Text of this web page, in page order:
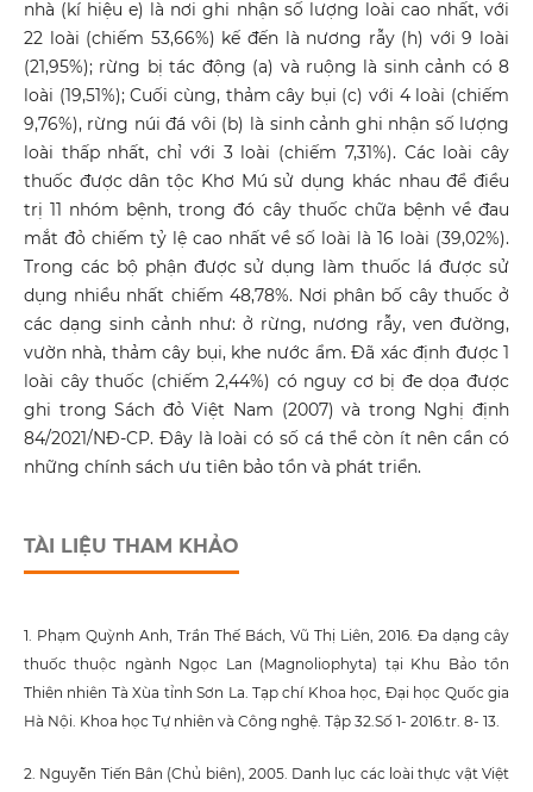
nhà (kí hiệu e) là nơi ghi nhận số lượng loài cao nhất, với
22 loài (chiếm 53,66%) kế đến là nương rẫy (h) với 9 loài
(21,95%); rừng bị tác động (a) và ruộng là sinh cảnh có 8
loài (19,51%); Cuối cùng, thảm cây bụi (c) với 4 loài (chiếm
9,76%), rừng núi đá vôi (b) là sinh cảnh ghi nhận số lượng
loài thấp nhất, chỉ với 3 loài (chiếm 7,31%). Các loài cây
thuốc được dân tộc Khơ Mú sử dụng khác nhau để điều
trị 11 nhóm bệnh, trong đó cây thuốc chữa bệnh về đau
mắt đỏ chiếm tỷ lệ cao nhất về số loài là 16 loài (39,02%).
Trong các bộ phận được sử dụng làm thuốc lá được sử
dụng nhiều nhất chiếm 48,78%. Nơi phân bố cây thuốc ở
các dạng sinh cảnh như: ở rừng, nương rẫy, ven đường,
vườn nhà, thảm cây bụi, khe nước ẩm. Đã xác định được 1
loài cây thuốc (chiếm 2,44%) có nguy cơ bị đe dọa được
ghi trong Sách đỏ Việt Nam (2007) và trong Nghị định
84/2021/NĐ-CP. Đây là loài có số cá thể còn ít nên cần có
những chính sách ưu tiên bảo tồn và phát triển.
TÀI LIỆU THAM KHẢO
1. Phạm Quỳnh Anh, Trần Thế Bách, Vũ Thị Liên, 2016. Đa dạng cây
thuốc thuộc ngành Ngọc Lan (Magnoliophyta) tại Khu Bảo tồn
Thiên nhiên Tà Xùa tỉnh Sơn La. Tạp chí Khoa học, Đại học Quốc gia
Hà Nội. Khoa học Tự nhiên và Công nghệ. Tập 32.Số 1- 2016.tr. 8- 13.
2. Nguyễn Tiến Bân (Chủ biên), 2005. Danh lục các loài thực vật Việt